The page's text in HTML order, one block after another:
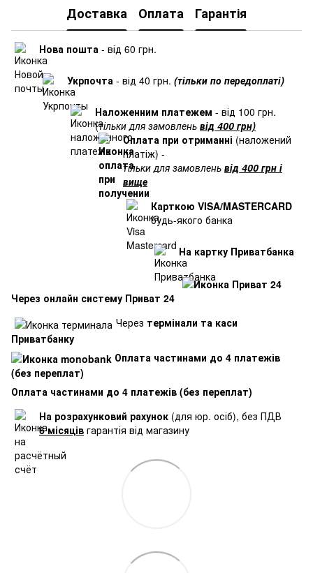
Доставка Оплата Гарантія
Нова пошта - від 60 грн.
Укрпочта - від 40 грн. (тільки по передоплаті)
Наложенним платежем - від 100 грн.
(тільки для замовлень від 400 грн)
Оплата при отриманні (наложений
платіж) -
тільки для замовлень від 400 грн і
вище
Карткою VISA/MASTERCARD
будь-якого банка
На картку Приватбанка
Через онлайн систему Приват 24
Через термінали та каси
Приватбанку
Оплата частинами до 4 платежів
(без переплат)
Оплата частинами до 4 платежів (без переплат)
На розрахунковий рахунок (для юр. осіб), без ПДВ
6 місяців гарантія від магазину